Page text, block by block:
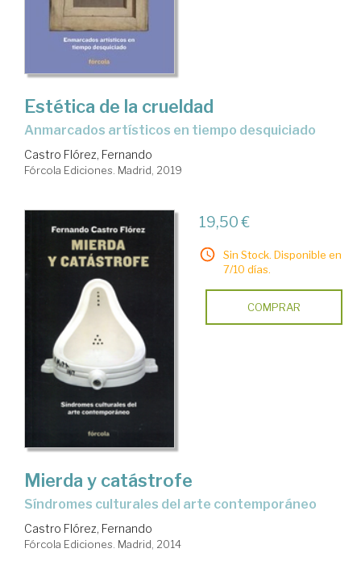
Estética de la crueldad
anmarcados artísticos en tiempo desquiciado
Castro Flórez, Fernando
Fórcola Ediciones. Madrid, 2019
19,50 €
Sin Stock. Disponible en
7/10 días.
COMPRAR
Mierda y catástrofe
síndromes culturales del arte contemporáneo
Castro Flórez, Fernando
Fórcola Ediciones. Madrid, 2014